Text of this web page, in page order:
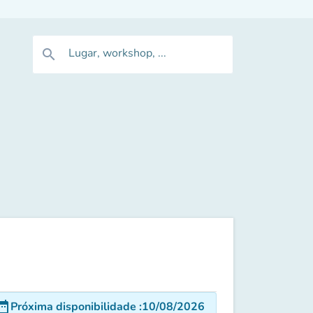
search Lugar, workshop, ...
Próxima disponibilidade :10/08/2026